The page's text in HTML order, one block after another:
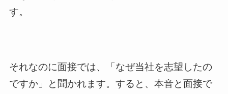
す。
それなのに面接では、「なぜ当社を志望したの
ですか」と聞かれます。すると、本音と面接で